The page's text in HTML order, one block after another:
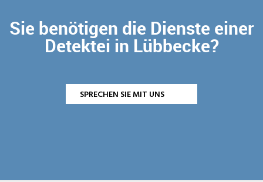
Sie benötigen die Dienste einer
Detektei in Lübbecke?
SPRECHEN SIE MIT UNS